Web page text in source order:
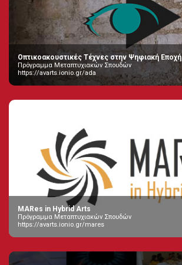
Οπτικοακουστικές Τέχνες στην Ψηφιακή Εποχή
Πρόγραμμα Μεταπτυχιακών Σπουδών
https://avarts.ionio.gr/ada
MARes in Hybrid Arts
Πρόγραμμα Μεταπτυχιακών Σπουδών
https://avarts.ionio.gr/mares